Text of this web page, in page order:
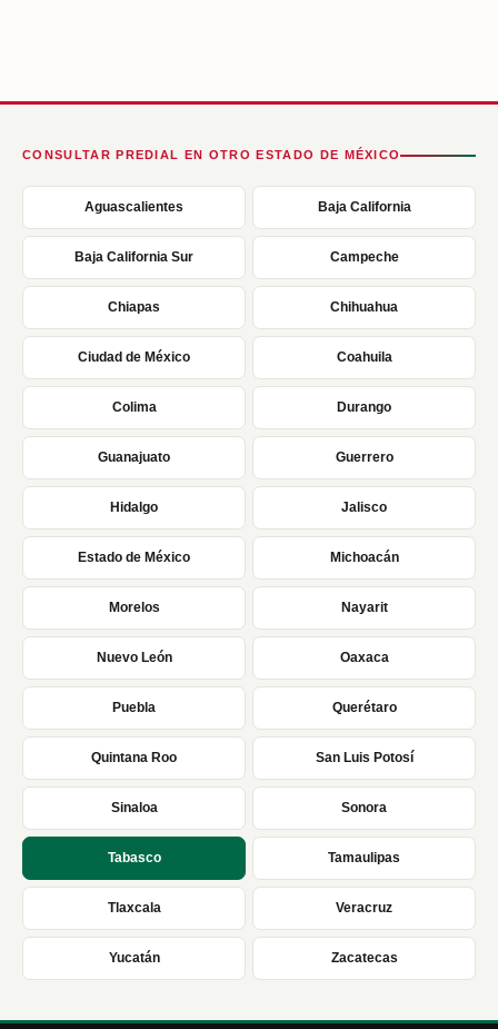
CONSULTAR PREDIAL EN OTRO ESTADO DE MÉXICO
Aguascalientes Baja California
Baja California Sur Campeche
Chiapas Chihuahua
Ciudad de México Coahuila
Colima Durango
Guanajuato Guerrero
Hidalgo Jalisco
Estado de México Michoacán
Morelos Nayarit
Nuevo León Oaxaca
Puebla Querétaro
Quintana Roo San Luis Potosí
Sinaloa Sonora
Tabasco Tamaulipas
Tlaxcala Veracruz
Yucatán Zacatecas